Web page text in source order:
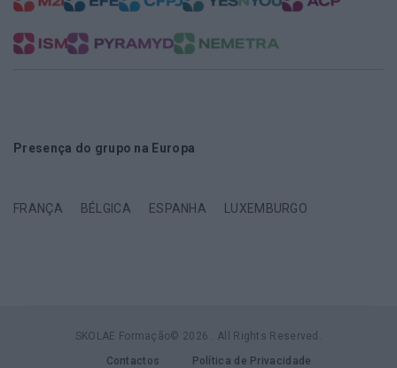
Presença do grupo na Europa
FRANÇA BÉLGICA ESPANHA LUXEMBURGO
SKOLAE Formação© 2026 . All Rights Reserved.
Contactos Política de Privacidade